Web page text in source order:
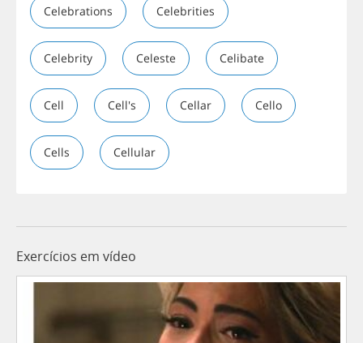
Celebrations Celebrities
Celebrity Celeste Celibate
Cell Cell's Cellar Cello
Cells Cellular
Exercícios em vídeo